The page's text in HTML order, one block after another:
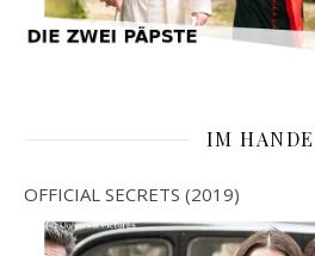
IM
OFFICIAL SECRETS (2019)